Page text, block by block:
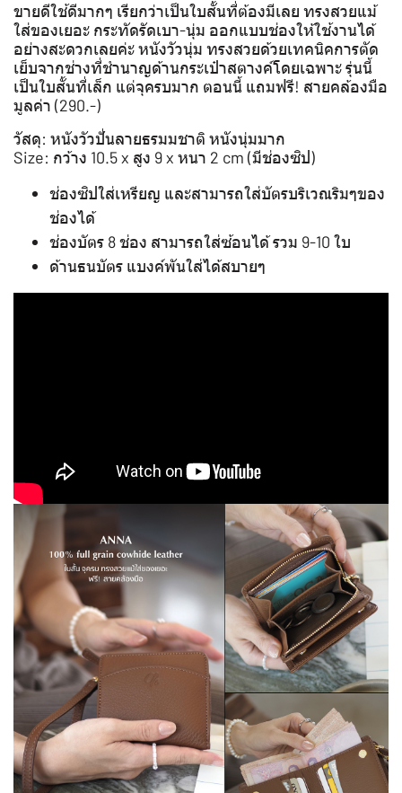
ขายดีใช้ดีมากๆ เรียกว่าเป็นใบสั้นที่ต้องมีเลย ทรงสวยแม้
ใส่ของเยอะ กระทัดรัดเบา-นุ่ม ออกแบบช่องให้ใช้งานได้
อย่างสะดวกเลยค่ะ หนังวัวนุ่ม ทรงสวยด้วยเทคนิคการตัด
เย็บจากช่างที่ชำนาญด้านกระเป๋าสตางค์โดยเฉพาะ รุ่นนี้
เป็นใบสั้นที่เล็ก แต่จุครบมาก ตอนนี้ แถมฟรี! สายคล้องมือ
มูลค่า (290.-)
วัสดุ: หนังวัวปั่นลายธรมมชาติ หนังนุ่มมาก
Size: กว้าง 10.5 x สูง 9 x หนา 2 cm (มีช่องซิป)
ช่องซิปใส่เหรียญ และสามารถใส่บัตรบริเวณริมๆของ
ช่องได้
ช่องบัตร 8 ช่อง สามารถใส่ซ้อนได้ รวม 9-10 ใบ
ด้านธนบัตร แบงค์พันใส่ได้สบายๆ